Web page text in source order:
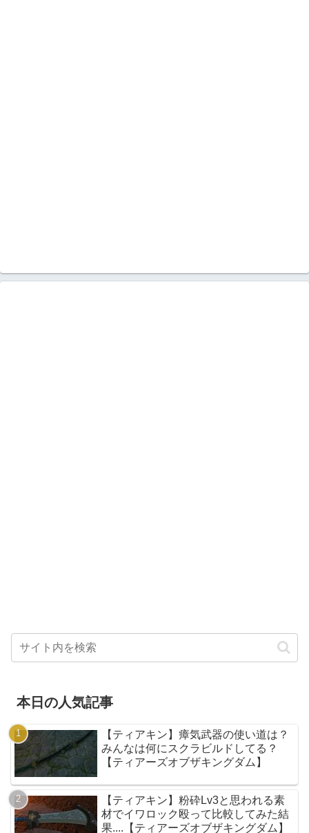
本日の人気記事
【ティアキン】瘴気武器の使い道は？
みんなは何にスクラビルドしてる？
【ティアーズオブザキングダム】
【ティアキン】粉砕Lv3と思われる素
材でイワロック殴って比較してみた結
果....【ティアーズオブザキングダム】